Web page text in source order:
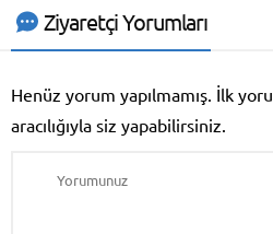
Ziyaretçi Yorumları
Henüz yorum yapılmamış. İlk
aracılığıyla siz yapabilirsiniz.